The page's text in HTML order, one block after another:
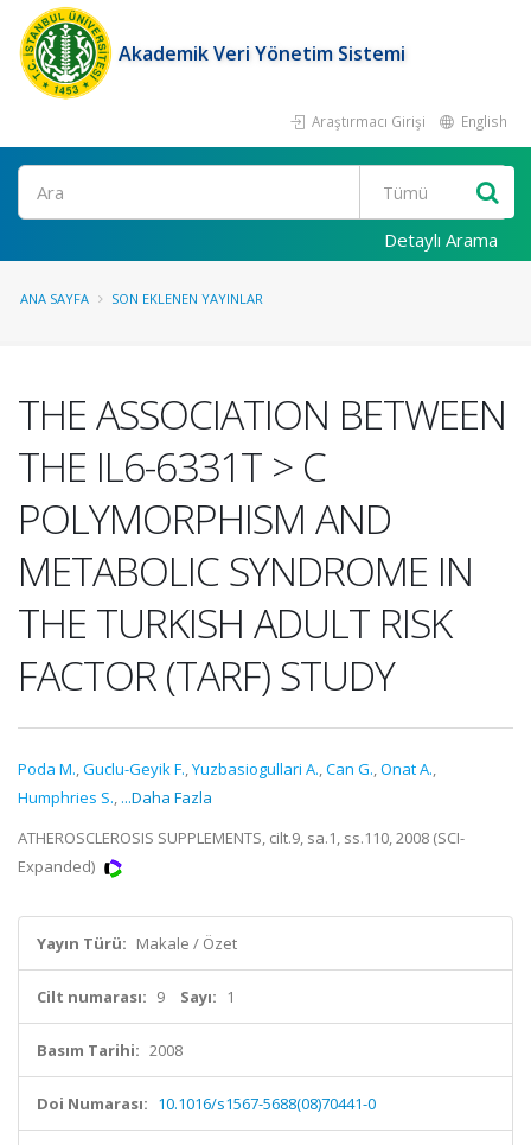
Akademik Veri Yönetim Sistemi
Araştırmacı Girişi English
Ara
Detaylı Arama
ANA SAYFA SON EKLENEN YAYINLAR
THE ASSOCIATION BETWEEN
THE IL6-6331T > C
POLYMORPHISM AND
METABOLIC SYNDROME IN
THE TURKISH ADULT RISK
FACTOR (TARF) STUDY
Poda M.,Guclu-Geyik F.,Yuzbasiogullari A.,Can G.,Onat A.,
Humphries S., ...Daha Fazla
ATHEROSCLEROSIS SUPPLEMENTS, cilt.9, sa.1, ss.110, 2008 (SCI-
Expanded)
Yayın Türü: Makale / Özet
Cilt numarası: 9 Sayı: 1
Basım Tarihi: 2008
Doi Numarası: 10.1016/s1567-5688(08)70441-0